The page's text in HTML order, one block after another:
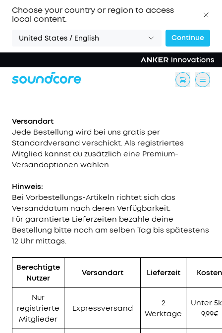
Choose your country or region to access
local content.
United States / English Continue
Versandart
Jede Bestellung wird bei uns gratis per
Standardversand verschickt. Als registriertes
Mitglied kannst du zusätzlich eine Premium-
Versandoptionen wählen.
Hinweis:
Bei Vorbestellungs-Artikeln richtet sich das
Versanddatum nach deren Verfügbarkeit.
Für garantierte Lieferzeiten bezahle deine
Bestellung bitte noch am selben Tag bis spätestens
12 Uhr mittags.
Berechtigte
Nutzer
Versandart Lieferzeit Kosten
Nur
registrierte
Mitglieder
Expressversand
2
Werktage
Unter
9,99€